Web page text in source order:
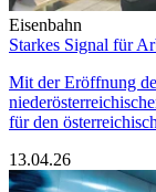
Eisenbahn
Starkes Signal für
Mit der Eröffnung
für den
13.04.26